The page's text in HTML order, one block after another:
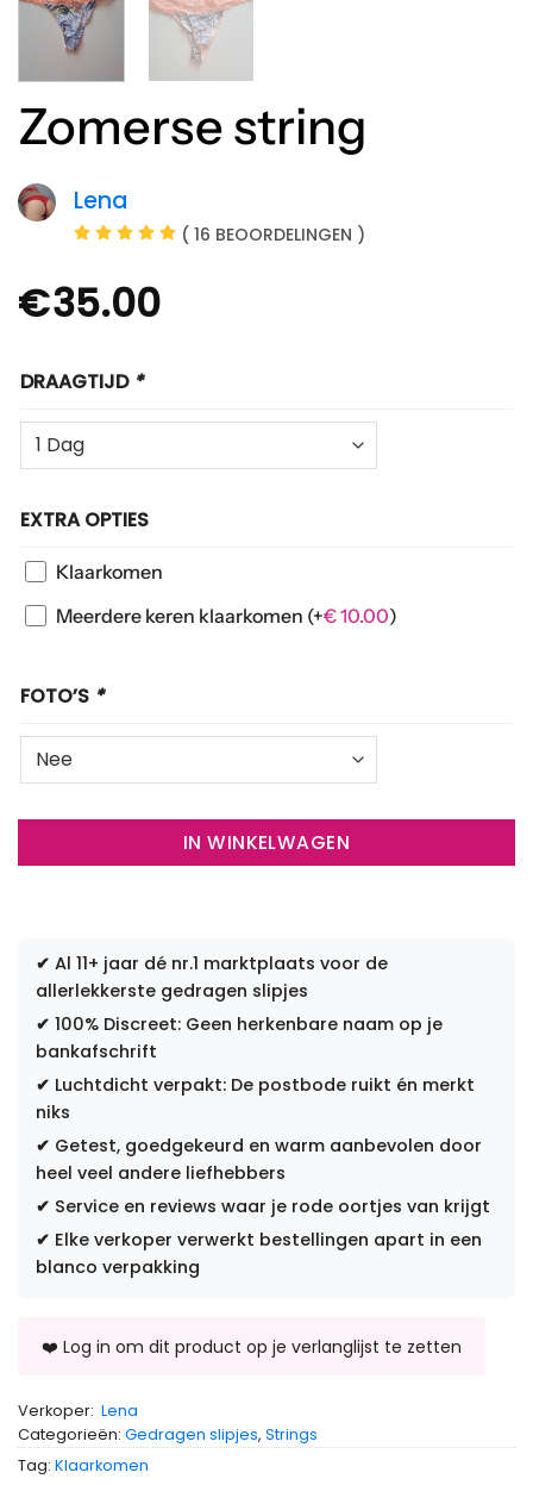
Zomerse string
Lena
( 16 BEOORDELINGEN )
€35.00
DRAAGTIJD *
EXTRA OPTIES
Klaarkomen
Meerdere keren klaarkomen (+€10.00)
FOTO’S *
IN WINKELWAGEN
✔ Al 11+ jaar dé nr.1 marktplaats voor de
allerlekkerste gedragen slipjes
✔ 100% Discreet: Geen herkenbare naam op je
bankafschrift
✔ Luchtdicht verpakt: De postbode ruikt én merkt
niks
✔ Getest, goedgekeurd en warm aanbevolen door
heel veel andere liefhebbers
✔ Service en reviews waar je rode oortjes van krijgt
✔ Elke verkoper verwerkt bestellingen apart in een
blanco verpakking
Verkoper: Lena
Categorieën: Gedragen slipjes, Strings
Tag: Klaarkomen